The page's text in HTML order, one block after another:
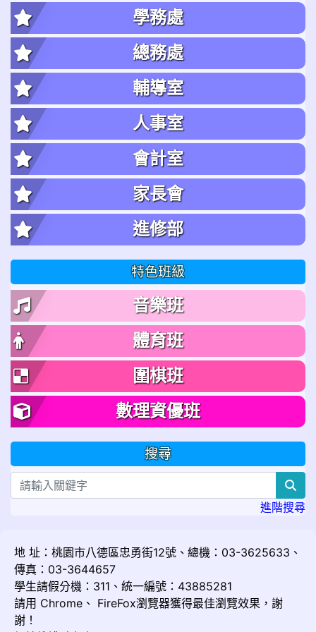
學務處
總務處
輔導室
人事室
會計室
家長會
進修部
特色班級
音樂班
體育班
圍棋班
數理資優班
搜尋
進階搜尋
地 址：桃園市八德區忠勇街12號、總機：03-3625633、
傳真：03-3644657
學生請假分機：311、統一編號：43885281
請用 Chrome 、 FireFox瀏覽器獲得最佳瀏覽效果，謝
謝！